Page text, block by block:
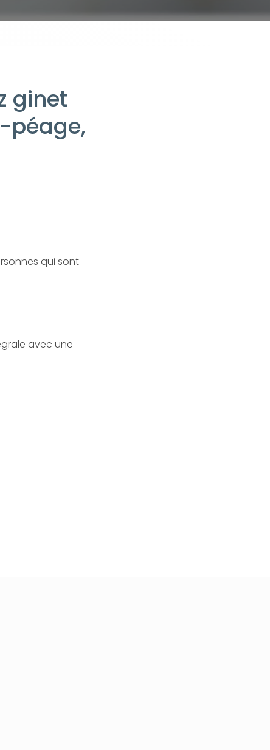
ginet
péage,
qui sont
avec une